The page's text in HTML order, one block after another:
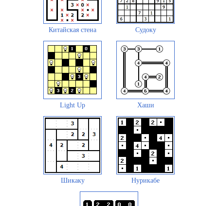
Китайская стена Судоку
Light Up Хаши
Шикаку Нурикабе